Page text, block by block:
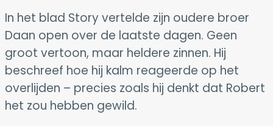
In het blad Story vertelde zijn oudere broer
Daan open over de laatste dagen. Geen
groot vertoon, maar heldere zinnen. Hij
beschreef hoe hij kalm reageerde op het
overlijden – precies zoals hij denkt dat Robert
het zou hebben gewild.